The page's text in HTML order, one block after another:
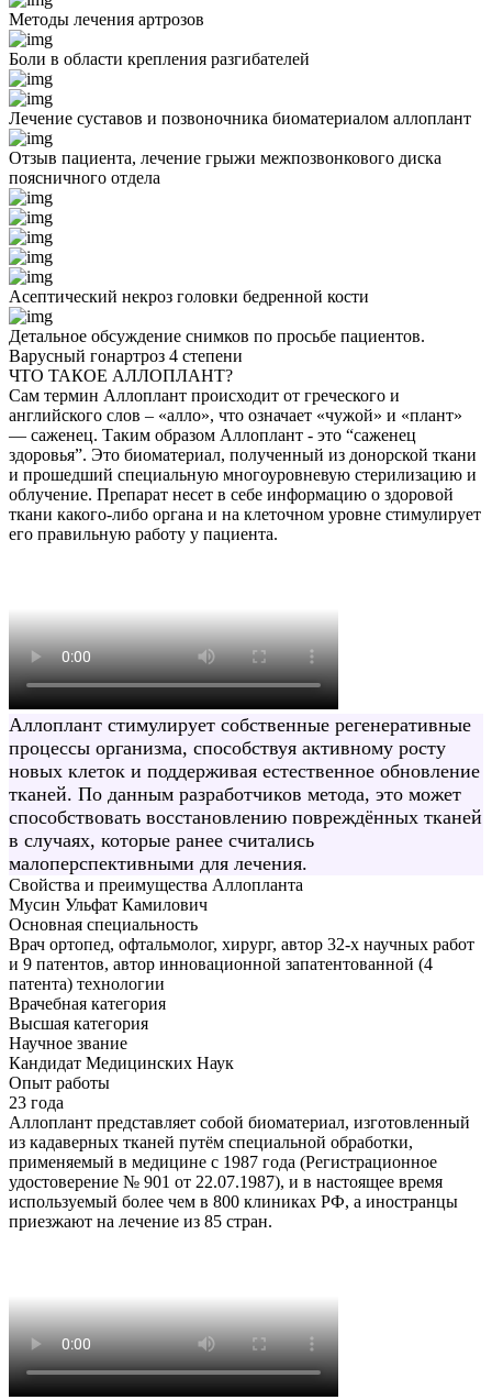
Методы лечения артрозов
Боли в области крепления разгибателей
Лечение суставов и позвоночника биоматериалом аллоплант
Отзыв пациента, лечение грыжи межпозвонкового диска
поясничного отдела
Асептический некроз головки бедренной кости
Детальное обсуждение снимков по просьбе пациентов.
Варусный гонартроз 4 степени
ЧТО ТАКОЕ АЛЛОПЛАНТ?
Сам термин Аллоплант происходит от греческого и
английского слов – «алло», что означает «чужой» и «плант»
— саженец. Таким образом Аллоплант - это “саженец
здоровья”. Это биоматериал, полученный из донорской ткани
и прошедший специальную многоуровневую стерилизацию и
облучение. Препарат несет в себе информацию о здоровой
ткани какого-либо органа и на клеточном уровне стимулирует
его правильную работу у пациента.
Аллоплант стимулирует собственные регенеративные
процессы организма, способствуя активному росту
новых клеток и поддерживая естественное обновление
тканей. По данным разработчиков метода, это может
способствовать восстановлению повреждённых тканей
в случаях, которые ранее считались
малоперспективными для лечения.
Свойства и преимущества Аллопланта
Мусин Ульфат Камилович
Основная специальность
Врач ортопед, офтальмолог, хирург, автор 32-х научных работ
и 9 патентов, автор инновационной запатентованной (4
патента) технологии
Врачебная категория
Высшая категория
Научное звание
Кандидат Медицинских Наук
Опыт работы
23 года
Аллоплант представляет собой биоматериал, изготовленный
из кадаверных тканей путём специальной обработки,
применяемый в медицине с 1987 года (Регистрационное
удостоверение № 901 от 22.07.1987), и в настоящее время
используемый более чем в 800 клиниках РФ, а иностранцы
приезжают на лечение из 85 стран.